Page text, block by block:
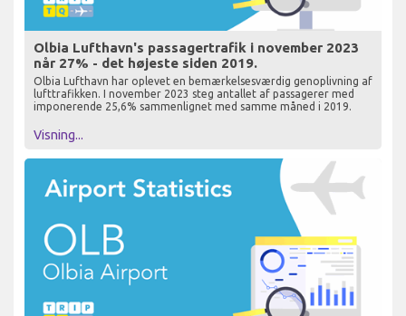
Olbia Lufthavn's passagertrafik i november 2023
når 27% - det højeste siden 2019.
Olbia Lufthavn har oplevet en bemærkelsesværdig genoplivning af
lufttrafikken. I november 2023 steg antallet af passagerer med
imponerende 25,6% sammenlignet med samme måned i 2019.
Visning...